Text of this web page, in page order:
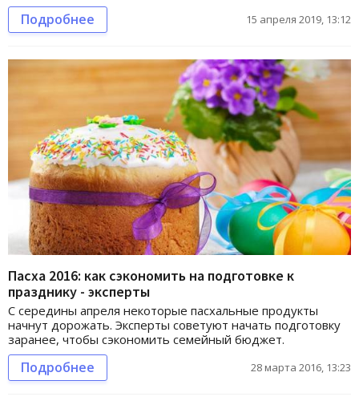
Подробнее 15 апреля 2019, 13:12
Пасха 2016: как сэкономить на подготовке к
празднику - эксперты
С середины апреля некоторые пасхальные продукты
начнут дорожать. Эксперты советуют начать подготовку
заранее, чтобы сэкономить семейный бюджет.
Подробнее 28 марта 2016, 13:23